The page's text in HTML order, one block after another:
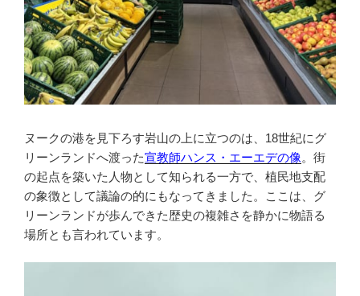
ヌークの港を見下ろす岩山の上に立つのは、18世紀にグ
リーンランドへ渡った宣教師ハンス・エーエデの像。街
の起点を築いた人物として知られる一方で、植民地支配
の象徴として議論の的にもなってきました。ここは、グ
リーンランドが歩んできた歴史の複雑さを静かに物語る
場所とも言われています。